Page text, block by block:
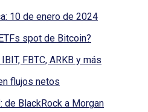
10 de enero de 2024
spot de Bitcoin?
FBTC, ARKB y más
flujos netos
BlackRock a Morgan